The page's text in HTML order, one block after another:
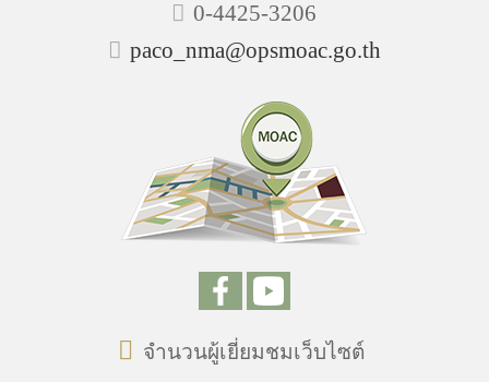
0-4425-3206
paco_nma@opsmoac.go.th
จำนวนผู้เยี่ยมชมเว็บไซต์